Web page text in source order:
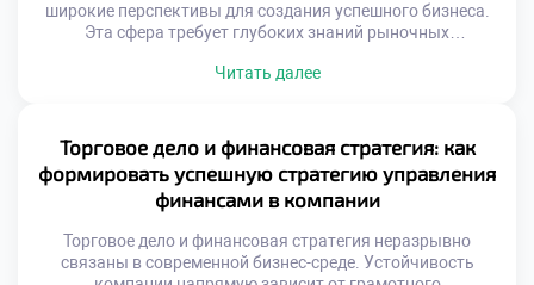
широкие перспективы для создания успешного бизнеса.
Эта сфера требует глубоких знаний рыночных
коммерсанты изучают основы экономики и правового
конкуренции. Понимание сути торговых процессов
является фундаментом любого коммерческого
начинания. Современная торговля трансформируется под
влиянием цифровых технологий […]
Читать далее
Торговое дело и финансовая стратегия: как
формировать успешную стратегию управления
финансами в компании
Торговое дело и финансовая стратегия неразрывно
связаны в современной бизнес-среде. Устойчивость